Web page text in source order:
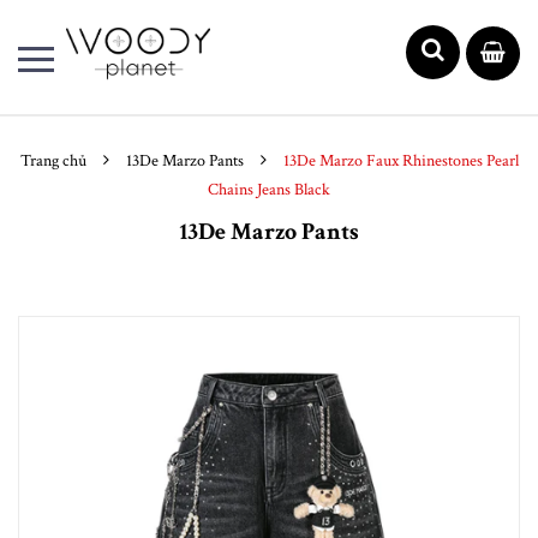
Trang chủ 13De Marzo Pants
13De Marzo Faux Rhinestones Pearl
Chains Jeans Black
13De Marzo Pants